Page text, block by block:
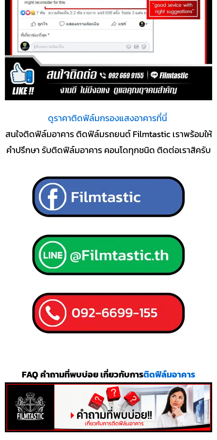
ดูราคาติดฟิล์มกรองแสงอาคารที่นี่
สนใจติดฟิล์มอาคาร ติดฟิล์มรถยนต์ Filmtastic เราพร้อมให้
คำปรึกษา รับติดฟิล์มอาคาร คอนโดทุกชนิด ติดต่อเราสิครับ
FAQ คำถามที่พบบ่อย เกี่ยวกับการติดฟิล์มอาคาร